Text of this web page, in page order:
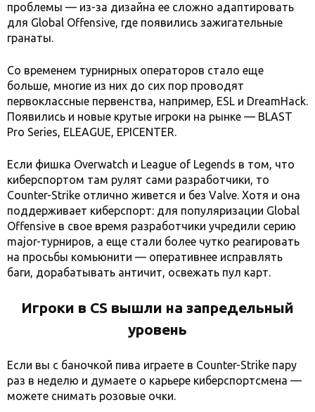
проблемы — из-за дизайна ее сложно адаптировать
для Global Offensive, где появились зажигательные
гранаты.
Со временем турнирных операторов стало еще
больше, многие из них до сих пор проводят
первоклассные первенства, например, ESL и DreamHack.
Появились и новые крутые игроки на рынке — BLAST
Pro Series, ELEAGUE, EPICENTER.
Если фишка Overwatch и League of Legends в том, что
киберспортом там рулят сами разработчики, то
Counter-Strike отлично живется и без Valve. Хотя и она
поддерживает киберспорт: для популяризации Global
Offensive в свое время разработчики учредили серию
major-турниров, а еще стали более чутко реагировать
на просьбы комьюнити — оперативнее исправлять
баги, дорабатывать античит, освежать пул карт.
Игроки в CS вышли на запредельный
уровень
Если вы с баночкой пива играете в Counter-Strike пару
раз в неделю и думаете о карьере киберспортсмена —
можете снимать розовые очки.